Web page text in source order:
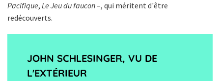
Pacifique, Le Jeu du faucon–, qui méritent d'être
redécouverts.
JOHN SCHLESINGER, VU DE
L'EXTÉRIEUR